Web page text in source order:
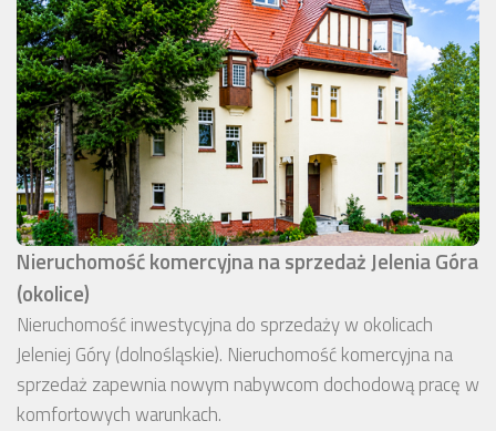
Nieruchomość komercyjna na sprzedaż Jelenia Góra
(okolice)
Nieruchomość inwestycyjna do sprzedaży w okolicach
Jeleniej Góry (dolnośląskie). Nieruchomość komercyjna na
sprzedaż zapewnia nowym nabywcom dochodową pracę w
komfortowych warunkach.